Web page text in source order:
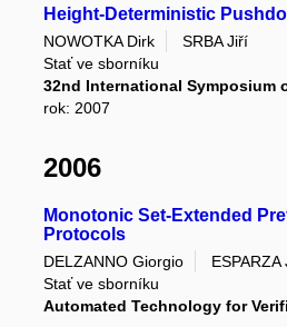
Height-Deterministic
NOWOTKA Dirk
SRBA Jiří
Stať ve sborníku
32nd International Symposium
rok: 2007
2006
Monotonic Set-Extended
Protocols
DELZANNO Giorgio ESPARZA
Stať ve sborníku
Automated Technology for